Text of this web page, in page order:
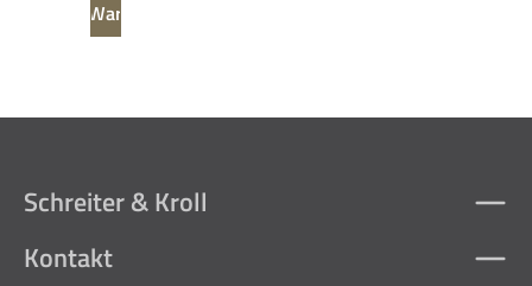
In den Warenkorb
Schreiter & Kroll
Kontakt